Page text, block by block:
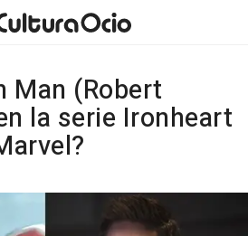
Man (Robert
la serie Ironheart